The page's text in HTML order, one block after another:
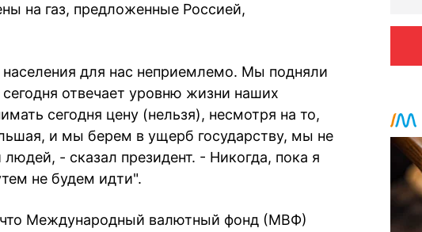
на газ, предложенные Россией,
для нас неприемлемо. Мы подняли
отвечает уровню жизни наших
сегодня цену (нельзя), несмотря на то,
и мы берем в ущерб государству, мы не
- сказал президент. - Никогда, пока я
не будем идти".
что Международный валютный фонд (МВФ)